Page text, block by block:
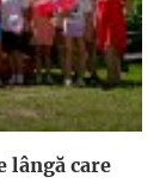
lângă care